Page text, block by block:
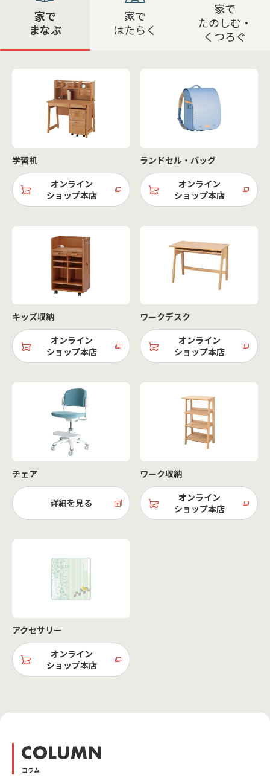
家で
まなぶ
家で
はたらく
家で
たのしむ・
くつろぐ
学習机
オンライン
ショップ本店
ランドセル・バッグ
オンライン
ショップ本店
キッズ収納
オンライン
ショップ本店
ワークデスク
オンライン
ショップ本店
チェア
詳細を見る
ワーク収納
オンライン
ショップ本店
アクセサリー
オンライン
ショップ本店
コラム